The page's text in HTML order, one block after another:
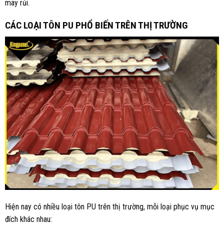
may rủi.
CÁC LOẠI TÔN PU PHỔ BIẾN TRÊN THỊ TRƯỜNG
Hiện nay có nhiều loại tôn PU trên thị trường, mỗi loại phục vụ mục
đích khác nhau: